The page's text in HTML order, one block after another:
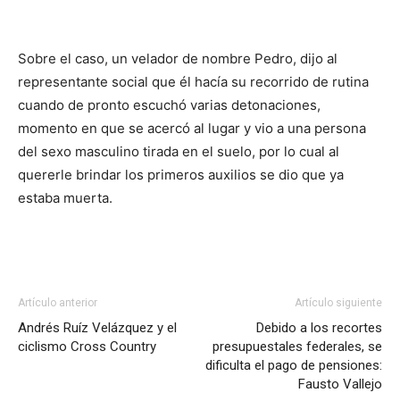
Sobre el caso, un velador de nombre Pedro, dijo al
representante social que él hacía su recorrido de rutina
cuando de pronto escuchó varias detonaciones,
momento en que se acercó al lugar y vio a una persona
del sexo masculino tirada en el suelo, por lo cual al
quererle brindar los primeros auxilios se dio que ya
estaba muerta.
Artículo anterior
Andrés Ruíz Velázquez y el
ciclismo Cross Country
Artículo siguiente
Debido a los recortes
presupuestales federales, se
dificulta el pago de pensiones:
Fausto Vallejo